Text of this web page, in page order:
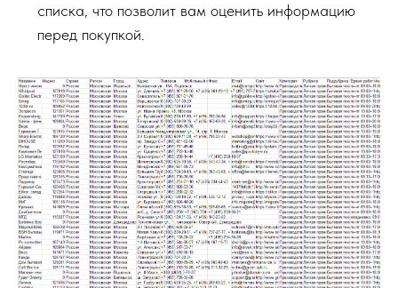
списка, что позволит вам оценить информацию
перед покупкой.